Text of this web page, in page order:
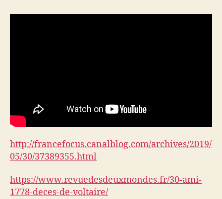
http://francefocus.canalblog.com/archives/2019/
05/30/37389355.html
https://www.revuedesdeuxmondes.fr/30-ami-
1778-deces-de-voltaire/